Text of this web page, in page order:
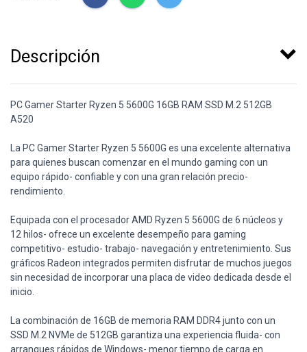
Descripción
PC Gamer Starter Ryzen 5 5600G 16GB RAM SSD M.2 512GB
A520
La PC Gamer Starter Ryzen 5 5600G es una excelente alternativa
para quienes buscan comenzar en el mundo gaming con un
equipo rápido- confiable y con una gran relación precio-
rendimiento.
Equipada con el procesador AMD Ryzen 5 5600G de 6 núcleos y
12 hilos- ofrece un excelente desempeño para gaming
competitivo- estudio- trabajo- navegación y entretenimiento. Sus
gráficos Radeon integrados permiten disfrutar de muchos juegos
sin necesidad de incorporar una placa de video dedicada desde el
inicio.
La combinación de 16GB de memoria RAM DDR4 junto con un
SSD M.2 NVMe de 512GB garantiza una experiencia fluida- con
arranques rápidos de Windows- menor tiempo de carga en